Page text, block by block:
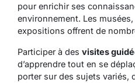
pour enrichir ses
environnement. Les musées,
expositions offrent de
Participer à des visites
d’apprendre tout en se
porter sur des sujets variés,